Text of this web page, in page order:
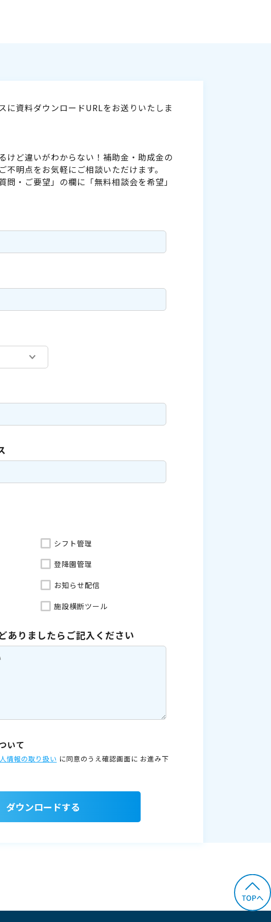
に資料ダウンロードURLをお送りいたしま
けど違いがわからない！補助金・助成金の
不明点をお気軽にご相談いただけます。
・ご要望」の欄に「無料相談会を希望」
シフト管理
登降園管理
お知らせ配信
施設横断ツール
ありましたらご記入ください
いて
情報の取り扱い に同意のうえ確認画面に お進み下
ダウンロードする